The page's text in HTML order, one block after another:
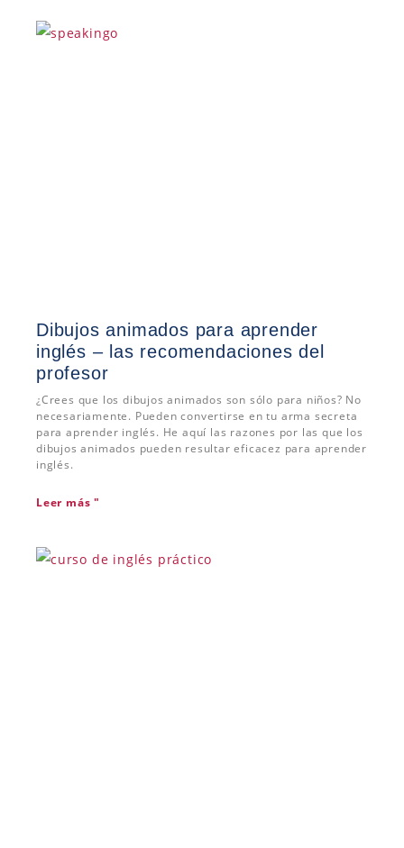
Dibujos animados para aprender
inglés – las recomendaciones del
profesor
¿Crees que los dibujos animados son sólo para niños? No
necesariamente. Pueden convertirse en tu arma secreta
para aprender inglés. He aquí las razones por las que los
dibujos animados pueden resultar eficacez para aprender
inglés.
Leer más "